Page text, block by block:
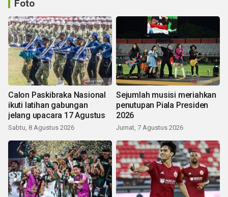
Foto
Calon Paskibraka Nasional
ikuti latihan gabungan
jelang upacara 17 Agustus
Sabtu, 8 Agustus 2026
Sejumlah musisi meriahkan
penutupan Piala Presiden
2026
Jumat, 7 Agustus 2026